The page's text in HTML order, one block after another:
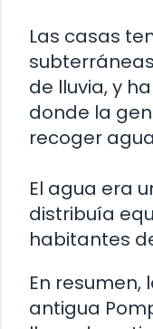
Las casas
de lluvia, y
donde la
recoger
El agua era
distribuía
habitantes
En resumen,
antigua